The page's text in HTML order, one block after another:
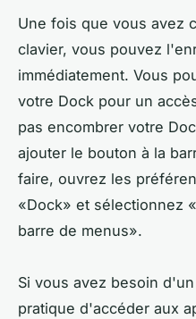
Une fois que vous avez
clavier, vous pouvez
immédiatement. Vous
votre Dock pour un
pas encombrer votre
ajouter le bouton à la
faire, ouvrez les
«Dock» et sélectionnez
barre de menus».
Si vous avez besoin
pratique d'accéder aux